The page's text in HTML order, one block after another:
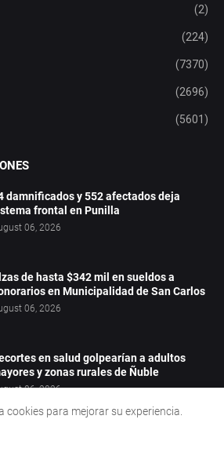
(2)
(224)
(7370)
(2696)
(5601)
damnificados y 552 afectados deja
frontal en Punilla
06, 2026
de hasta $342 mil en sueldos a
en Municipalidad de San Carlos
06, 2026
en salud golpearían a adultos
y zonas rurales de Ñuble
06, 2026
cookies para mejorar su experiencia.